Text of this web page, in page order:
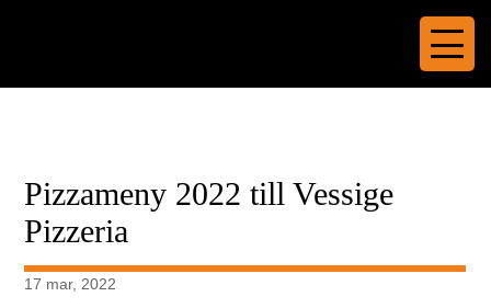
Pizzameny 2022 till Vessige
Pizzeria
17 mar, 2022